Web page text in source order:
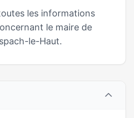
les informations
le maire de
le-Haut.